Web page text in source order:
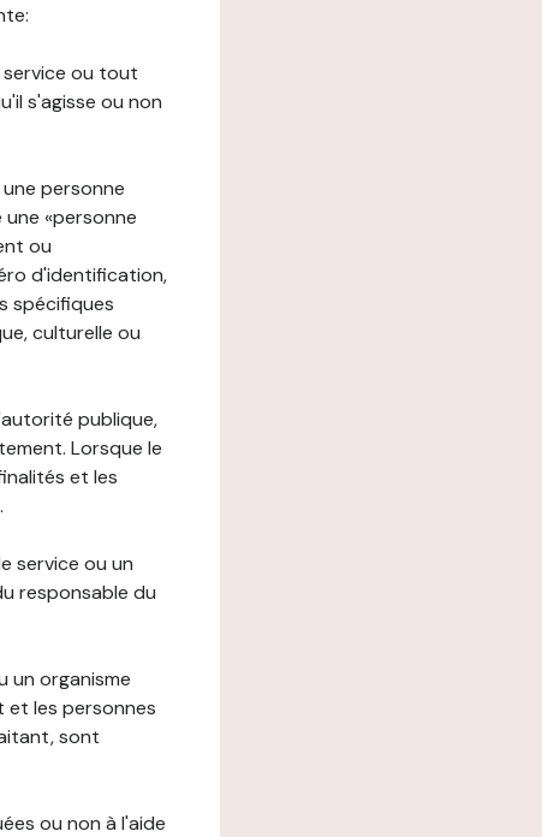
service ou tout
s'agisse ou non
personne
«personne
ou
d'identification,
spécifiques
culturelle ou
publique,
Lorsque le
et les
service ou un
responsable du
un organisme
les personnes
sont
ou non à l'aide